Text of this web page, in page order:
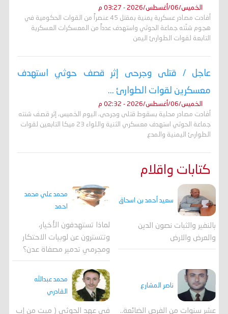
الخميس/06/أغسطس/2026 - 03:27 م
أفادت مصادر عسكرية يمنية بمقتل 45 عنصراً من القوات الحكومية في
هجوم شنّته جماعة الحوثي واستهدف عدداً من المعسكرات العسكرية
التابعة لقوات الطوارئ اليمن
عاجل / قتلى وجرحى إثر قصف حوثي استهدف
معسكرين لقوات الطوارئ ...
الخميس/06/أغسطس/2026 - 02:32 م
أفادت مصادر محلية بسقوط قتلى وجرحى، اليوم الخميس، إثر قصف شنته
جماعة الحوثي استهدف معسكري الثنية واللواء 23 ميكا التابعين لقوات
الطوارئ اليمنية والمدع
كتابات واقلام
سعيد أحمد بن اسحاق
بالنفير والثبات نصون الدين
والعرض والارض
محمد علي محمد
احمد
لماذا تستهدفون الأخيار،
وتتسترون عن لوبيات الاحتكار
ومجرمي تدمير مصفاة عدن؟
ناصر المشارع
عشر سنوات من الفرص الضائعة..
محمد عبدالله
القادري
في عهد الحوثي ( ميت من إب